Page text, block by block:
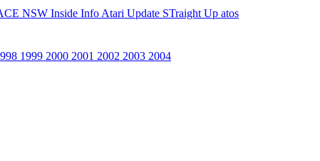
NSW Inside Info Atari Update STraight Up atos
1999 2000 2001 2002 2003 2004